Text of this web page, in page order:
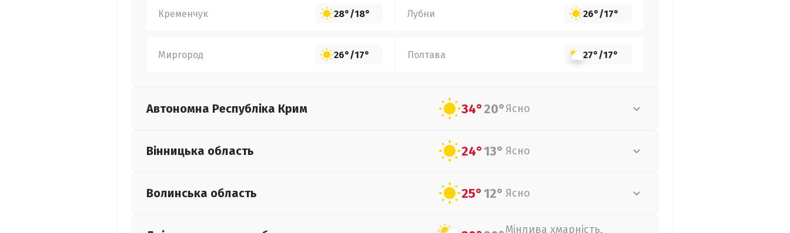
Кременчук 28°/18° Лубни 26°/17°
Миргород 26°/17° Полтава 27°/17°
Автономна Республіка Крим 34°20°Ясно
Вінницька область 24°13° Ясно
Волинська область 25°12° Ясно
Мінлива хмарність,